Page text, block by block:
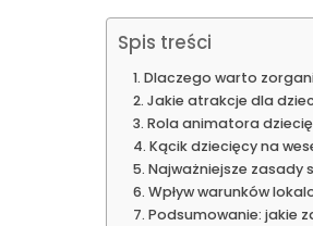
Spis treści
Dlaczego warto
Jakie atrakcje dla
Rola animatora
Kącik dziecięcy na
Najważniejsze zasady
Wpływ warunków
Podsumowanie: jakie